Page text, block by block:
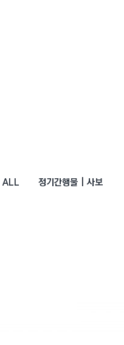
ALL 정기간행물 | 사보